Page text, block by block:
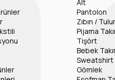
Alt
Pantolon
Zıbın /
Pijama
Tişört
Bebek
Sweatshirt
Gömlek